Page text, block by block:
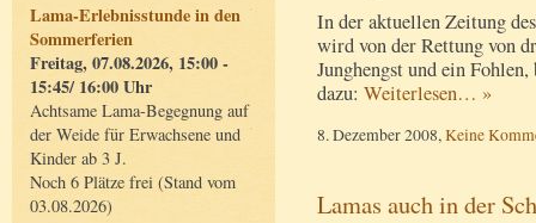
Lama-Erlebnisstunde in den
Sommerferien
Freitag, 07.08.2026, 15:00 -
15:45/ 16:00 Uhr
Achtsame Lama-Begegnung auf
der Weide für Erwachsene und
Kinder ab 3 J.
Noch 6 Plätze frei (Stand vom
03.08.2026)
In der aktuellen Zeitung
wird von der Rettung von
Junghengst und ein
dazu: Weiterlesen… »
8. Dezember 2008,Keine
Lamas auch in der